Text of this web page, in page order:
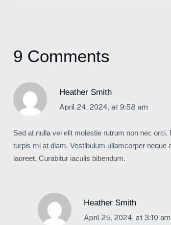
9 Comments
Heather Smith
April 24, 2024, at 9:58 am
Sed at nulla vel elit molestie rutrum non nec
turpis mi at diam. Vestibulum ullamcorper
laoreet. Curabitur iaculis bibendum.
Heather Smith
April 25, 2024, at 3:10 am